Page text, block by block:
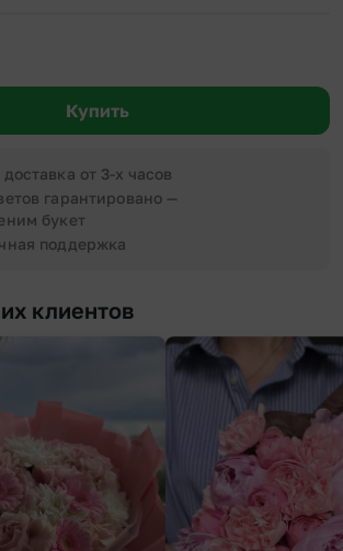
Купить
от 3-х часов
гарантировано —
букет
поддержка
клиентов